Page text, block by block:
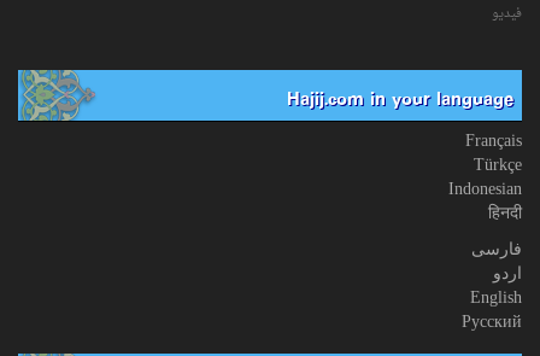
فیدیو
Hajij.com in your language
Français
Türkçe
Indonesian
हिनदी
فارسی
اردو
English
Русский